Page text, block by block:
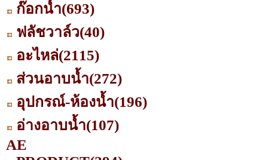
ก๊อกน้ำ(693)
ฟลัชวาล์ว(40)
อะไหล่(2115)
ส่วนอาบน้ำ(272)
อุปกรณ์-ห้องน้ำ(196)
อ่างอาบน้ำ(107)
AE